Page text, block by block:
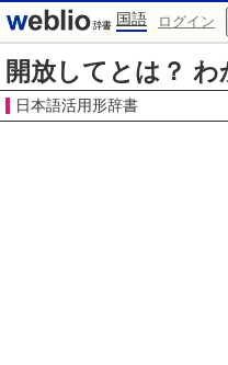
国語 ログイン
開放してとは？
日本語活用形辞書